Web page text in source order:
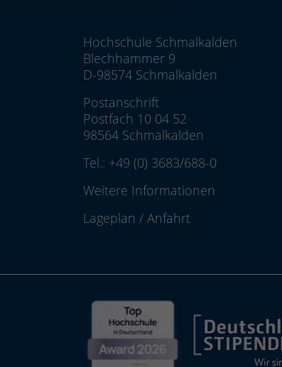
Hochschule Schmalkalden
Blechhammer 9
D-98574 Schmalkalden
Postanschrift
Postfach 10 04 52
98564 Schmalkalden
Tel.: +49 (0) 3683/688-0
Weitere Informationen
Lageplan / Anfahrt